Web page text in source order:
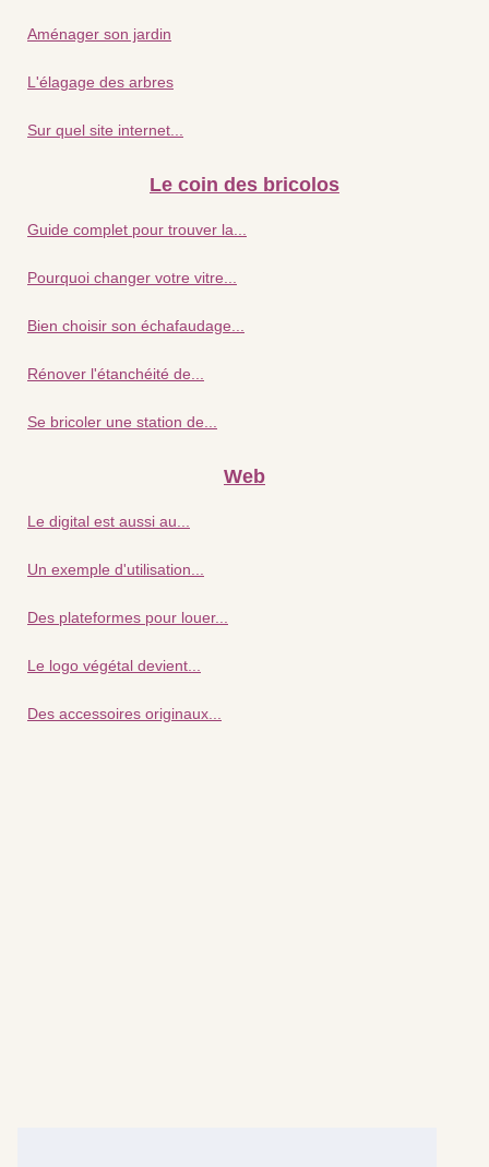
Aménager son jardin
L'élagage des arbres
Sur quel site internet...
Le coin des bricolos
Guide complet pour trouver la...
Pourquoi changer votre vitre...
Bien choisir son échafaudage...
Rénover l'étanchéité de...
Se bricoler une station de...
Web
Le digital est aussi au...
Un exemple d'utilisation...
Des plateformes pour louer...
Le logo végétal devient...
Des accessoires originaux...